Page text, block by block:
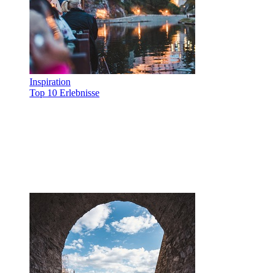
Inspiration
Top 10 Erlebnisse